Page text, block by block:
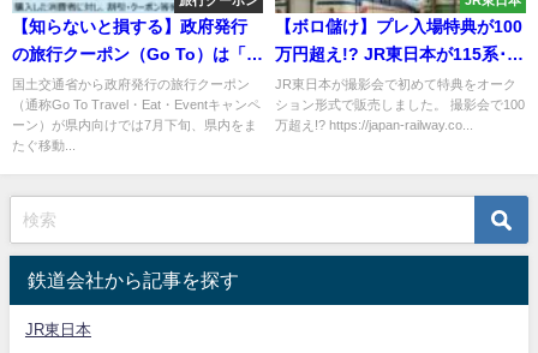
【知らないと損する】政府発行
の旅行クーポン（Go To）は「個
人旅行」には適用されない？！
宿泊施設・飲食店・輸送機関は
実は恩恵を受けない？
国土交通省から政府発行の旅行クーポン
（通称Go To Travel・Eat・Eventキャンペ
ーン）が県内向けでは7月下旬、県内をま
たぐ移動...
【ボロ儲け】プレ入場特典が100
万円超え!? JR東日本が115系･ク
モヤ143系の撮影会をオークショ
ン形式に
JR東日本が撮影会で初めて特典をオーク
ション形式で販売しました。 撮影会で100
万超え!? https://japan-railway.co...
鉄道会社から記事を探す
JR東日本